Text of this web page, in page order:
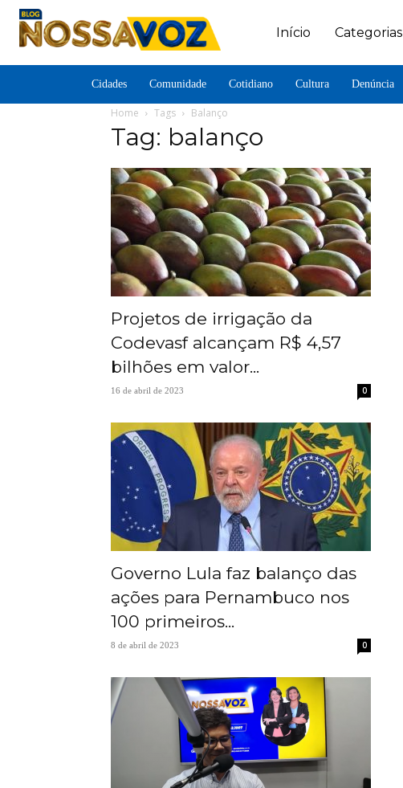
Início Categorias
Cidades Comunidade Cotidiano Cultura Denúncia
Home Tags Balanço
Tag: balanço
Projetos de irrigação da
Codevasf alcançam R$ 4,57
bilhões em valor...
16 de abril de 2023 0
Governo Lula faz balanço das
ações para Pernambuco nos
100 primeiros...
8 de abril de 2023 0